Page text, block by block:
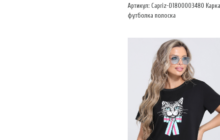
Артикул: Capriz-D1800003480
футболка полоска